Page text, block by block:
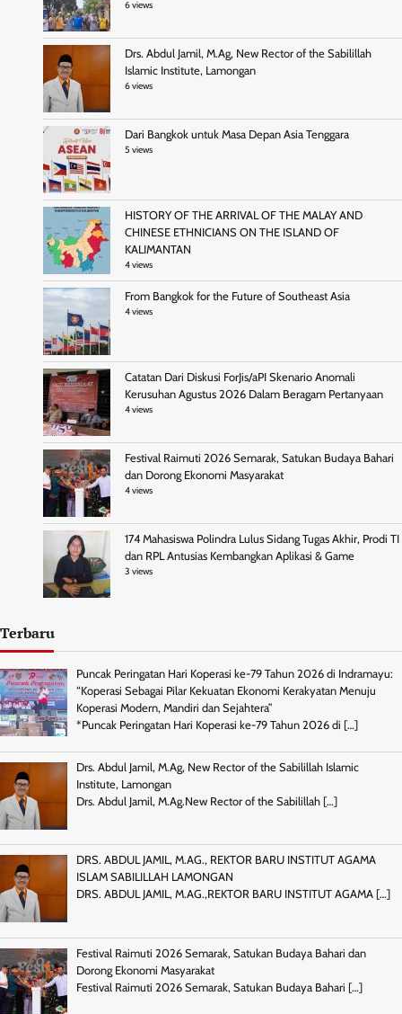
6 views
Drs. Abdul Jamil, M.Ag, New Rector of the Sabilillah
Islamic Institute, Lamongan
6 views
Dari Bangkok untuk Masa Depan Asia Tenggara
5 views
HISTORY OF THE ARRIVAL OF THE MALAY AND
CHINESE ETHNICIANS ON THE ISLAND OF
KALIMANTAN
4 views
From Bangkok for the Future of Southeast Asia
4 views
Catatan Dari Diskusi ForJis/aPI Skenario Anomali
Kerusuhan Agustus 2026 Dalam Beragam Pertanyaan
4 views
Festival Raimuti 2026 Semarak, Satukan Budaya Bahari
dan Dorong Ekonomi Masyarakat
4 views
174 Mahasiswa Polindra Lulus Sidang Tugas Akhir, Prodi TI
dan RPL Antusias Kembangkan Aplikasi & Game
3 views
Terbaru
Puncak Peringatan Hari Koperasi ke-79 Tahun 2026 di Indramayu:
“Koperasi Sebagai Pilar Kekuatan Ekonomi Kerakyatan Menuju
Koperasi Modern, Mandiri dan Sejahtera”
*Puncak Peringatan Hari Koperasi ke-79 Tahun 2026 di […]
Drs. Abdul Jamil, M.Ag, New Rector of the Sabilillah Islamic
Institute, Lamongan
Drs. Abdul Jamil, M.Ag.New Rector of the Sabilillah […]
DRS. ABDUL JAMIL, M.AG., REKTOR BARU INSTITUT AGAMA
ISLAM SABILILLAH LAMONGAN
DRS. ABDUL JAMIL, M.AG.,REKTOR BARU INSTITUT AGAMA […]
Festival Raimuti 2026 Semarak, Satukan Budaya Bahari dan
Dorong Ekonomi Masyarakat
Festival Raimuti 2026 Semarak, Satukan Budaya Bahari […]